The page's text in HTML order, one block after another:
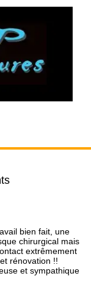
bien fait, une
chirurgical mais
extrêmement
rénovation !!
et sympathique